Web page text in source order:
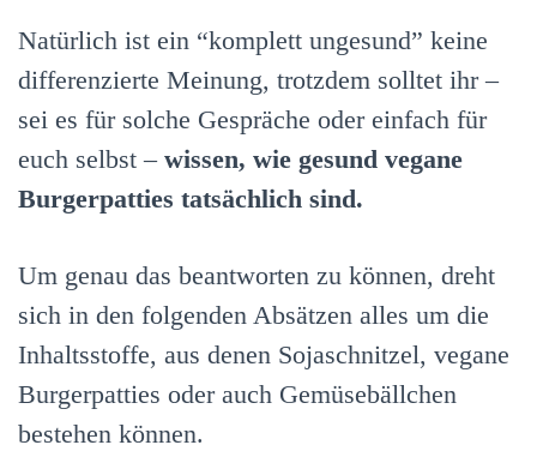
Natürlich ist ein “komplett ungesund” keine
differenzierte Meinung, trotzdem solltet ihr –
sei es für solche Gespräche oder einfach für
euch selbst – wissen, wie gesund vegane
Burgerpatties tatsächlich sind.
Um genau das beantworten zu können, dreht
sich in den folgenden Absätzen alles um die
Inhaltsstoffe, aus denen Sojaschnitzel, vegane
Burgerpatties oder auch Gemüsebällchen
bestehen können.